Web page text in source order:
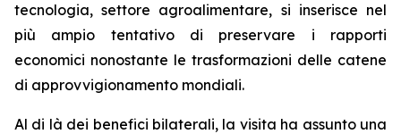
tecnologia, settore agroalimentare, si inserisce nel
più ampio tentativo di preservare i rapporti
economici nonostante le trasformazioni delle catene
di approvvigionamento mondiali.
Al di là dei benefici bilaterali, la visita ha assunto una